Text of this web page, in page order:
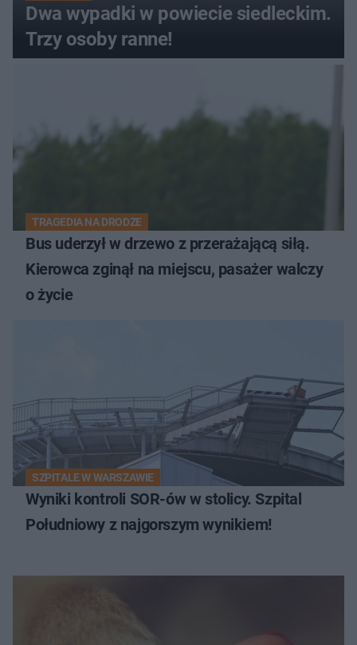
Dwa wypadki w powiecie siedleckim.
Trzy osoby ranne!
TRAGEDIA NA DRODZE
Bus uderzył w drzewo z przerażającą siłą.
Kierowca zginął na miejscu, pasażer walczy
o życie
SZPITALE W WARSZAWIE
Wyniki kontroli SOR-ów w stolicy. Szpital
Południowy z najgorszym wynikiem!